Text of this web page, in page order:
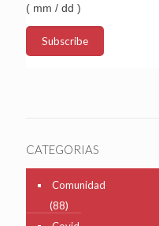
( mm / dd )
CATEGORIAS
Comunidad
(88)